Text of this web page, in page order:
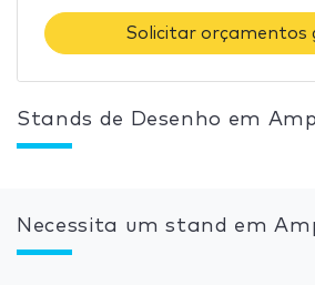
Solicitar orçamentos
Stands de Desenho em
Necessita um stand em